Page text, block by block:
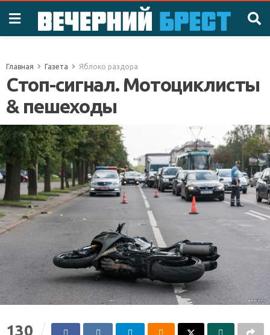
Главная Газета Яблоко раздора
Стоп-сигнал. Мотоциклисты
& пешеходы
130